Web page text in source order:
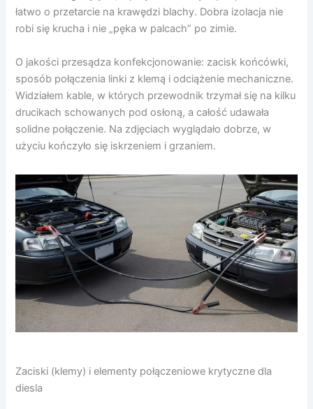
łatwo o przetarcie na krawędzi blachy. Dobra izolacja nie
robi się krucha i nie „pęka w palcach” po zimie.
O jakości przesądza konfekcjonowanie: zacisk końcówki,
sposób połączenia linki z klemą i odciążenie mechaniczne.
Widziałem kable, w których przewodnik trzymał się na kilku
drucikach schowanych pod osłoną, a całość udawała
solidne połączenie. Na zdjęciach wyglądało dobrze, w
użyciu kończyło się iskrzeniem i grzaniem.
Zaciski (klemy) i elementy połączeniowe krytyczne dla
diesla